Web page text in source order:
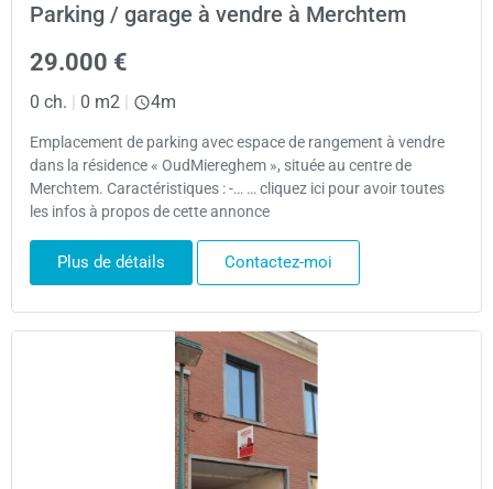
Parking / garage à vendre à Merchtem
29.000 €
0 ch. | 0 m2 | 4m
Emplacement de parking avec espace de rangement à vendre
dans la résidence « OudMiereghem », située au centre de
Merchtem. Caractéristiques : -… … cliquez ici pour avoir toutes
les infos à propos de cette annonce
Plus de détails Contactez-moi